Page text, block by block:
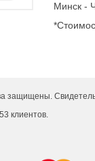
Минск -
клиентов.